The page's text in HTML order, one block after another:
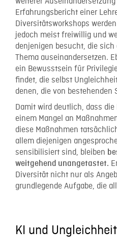
Erfahrungsbericht einer
Diversitätsworkshops
jedoch meist freiwillig und
denjenigen besucht, die
Thema auseinandersetzen.
ein Bewusstsein für
findet, die selbst
denen, die von bestehenden
Damit wird deutlich, dass
einem Mangel an
diese Maßnahmen
allem diejenigen
sensibilisiert sind, bleiben
weitgehend unangetastet.
Diversität nicht nur als
grundlegende Aufgabe, die
KI und Ungleichheit